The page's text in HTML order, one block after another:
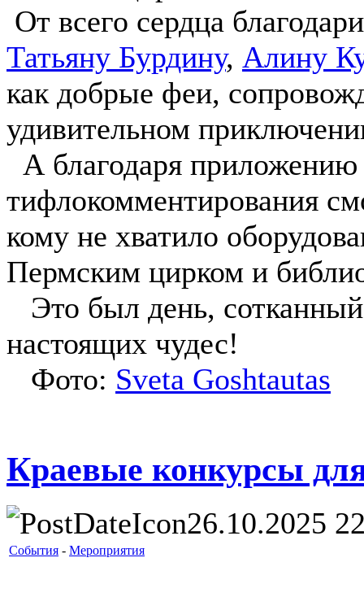
От всего сердца
Татьяну Бурдину, Алину
как добрые феи,
удивительном
А благодаря
тифлокомментирования
кому не хватило
Пермским цирком и
Это был день,
настоящих чудес!
Фото: Sveta Goshtautas
Краевые конкурсы
26.10.2025
События - Мероприятия